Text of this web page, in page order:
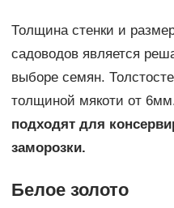
Толщина стенки и
садоводов является
выборе семян.
толщиной мякоти от
подходят для
заморозки.
Белое золото